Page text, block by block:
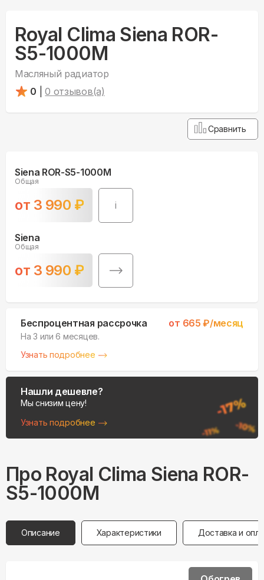
Royal Clima Siena ROR-
S5-1000M
Масляный радиатор
0
0 отзывов(а)
Сравнить
Siena ROR-S5-1000M
Общая
от 3 990 ₽ i
Siena
Общая
от 3 990 ₽
Беспроцентная рассрочка от 665 ₽/месяц
На 3 или 6 месяцев.
Узнать подробнее
Нашли дешевле?
Мы снизим цену!
Узнать подробнее
Про Royal Clima Siena ROR-
S5-1000M
Описание Характеристики Доставка и